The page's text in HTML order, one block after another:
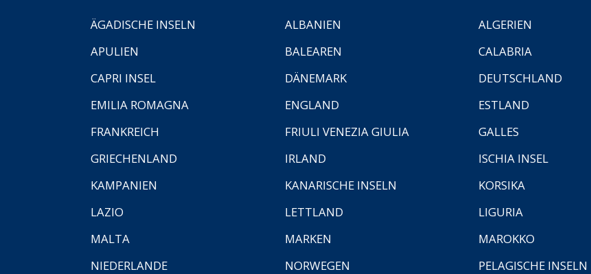
ÄGADISCHE INSELN ALBANIEN ALGERIEN
APULIEN
BALEAREN CALABRIA
CAPRI INSEL
DÄNEMARK DEUTSCHLAND
EMILIA ROMAGNA
ENGLAND ESTLAND
FRANKREICH
FRIULI VENEZIA GIULIA GALLES
GRIECHENLAND
IRLAND ISCHIA INSEL
KAMPANIEN
KANARISCHE INSELN KORSIKA
LAZIO
LETTLAND LIGURIA
MALTA
MARKEN MAROKKO
NIEDERLANDE
NORWEGEN PELAGISCHE INSELN